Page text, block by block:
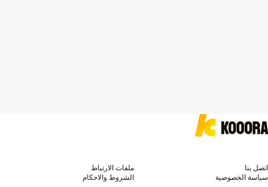
اتصل بنا
ملفات الارتباط
سياسة الخصوصية
الشروط والاحكام